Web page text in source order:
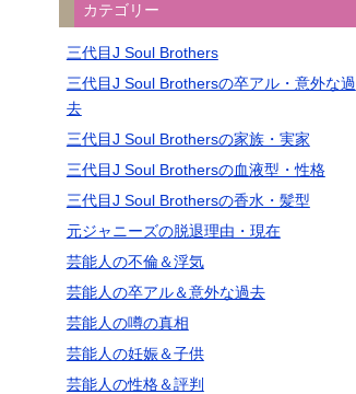
カテゴリー
三代目J Soul Brothers
三代目J Soul Brothersの卒アル・意外な過
去
三代目J Soul Brothersの家族・実家
三代目J Soul Brothersの血液型・性格
三代目J Soul Brothersの香水・髪型
元ジャニーズの脱退理由・現在
芸能人の不倫＆浮気
芸能人の卒アル＆意外な過去
芸能人の噂の真相
芸能人の妊娠＆子供
芸能人の性格＆評判